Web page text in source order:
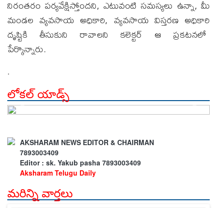
నిరంతరం పర్యవేక్షిస్తోందని, ఎటువంటి సమస్యలు ఉన్నా, మీ
మండల వ్యవసాయ అధికారి, వ్యవసాయ విస్తరణ అధికారి
దృష్టికి తీసుకుని రావాలని కలెక్టర్ ఆ ప్రకటనలో
పేర్కొన్నారు.
.
లోకల్ యాడ్స్
AKSHARAM NEWS EDITOR & CHAIRMAN
7893003409
Editor : sk. Yakub pasha 7893003409
Aksharam Telugu Daily
మరిన్ని వార్తలు